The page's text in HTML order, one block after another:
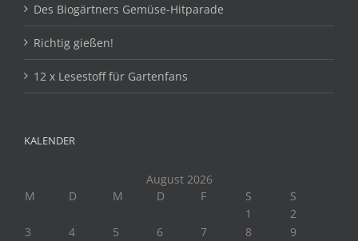
Des Biogärtners Gemüse-Hitparade
Richtig gießen!
12 x Lesestoff für Gartenfans
KALENDER
August 2026
M
D M D F S
S
1
2
3
4 5 6 7 8 9